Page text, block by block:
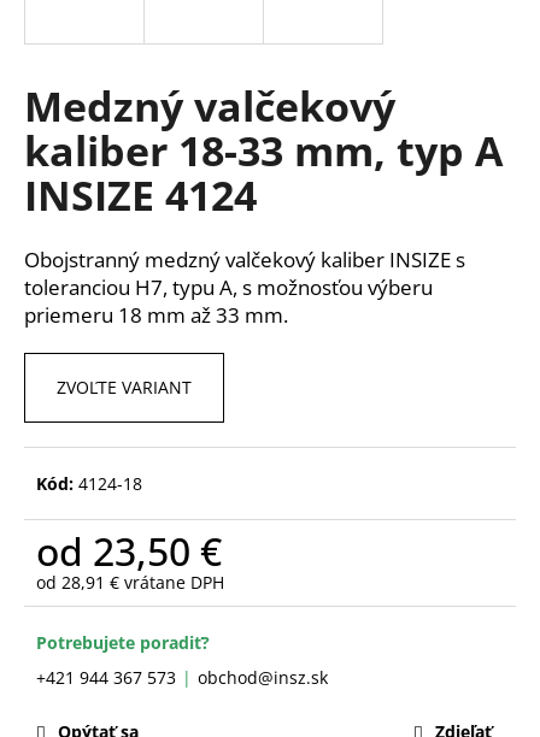
Medzný valčekový
kaliber 18-33 mm, typ A
INSIZE 4124
Obojstranný medzný valčekový kaliber INSIZE s
toleranciou H7, typu A, s možnosťou výberu
priemeru 18 mm až 33 mm.
ZVOĽTE VARIANT
Kód: 4124-18
od 23,50 €
od 28,91 € vrátane DPH
Jednotková
Potrebujete poradiť?
+421 944 367 573
obchod@insz.sk
Opýtať sa Zdieľať
s
ť
?
HĽADAŤ
ú
m